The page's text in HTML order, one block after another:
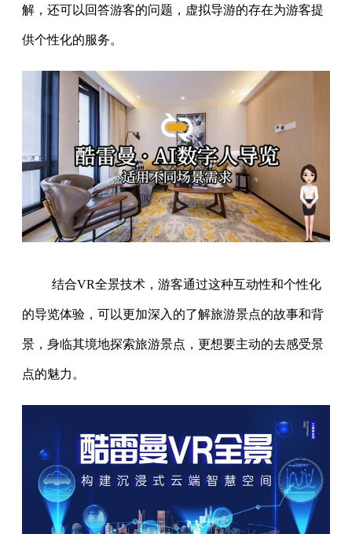
解，还可以回答游客的问题，虚拟导游的存在为游客提
供个性化的服务。
结合VR全景技术，游客通过这种互动性和个性化
的导览体验，可以更加深入的了解旅游景点的故事和背
景，身临其境地探索旅游景点，更想要主动的去感受景
点的魅力。